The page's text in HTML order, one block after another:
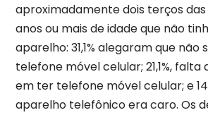
aproximadamente dois terços das
anos ou mais de idade que não
aparelho: 31,1% alegaram que não
telefone móvel celular; 21,1%, falta
em ter telefone móvel celular; e
aparelho telefônico era caro. Os